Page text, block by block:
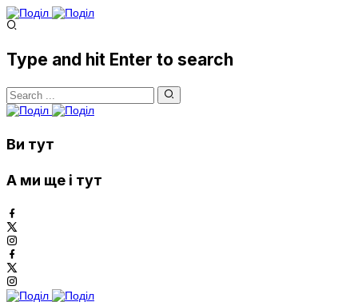
Type and hit Enter to search
Ви тут
А ми ще і тут